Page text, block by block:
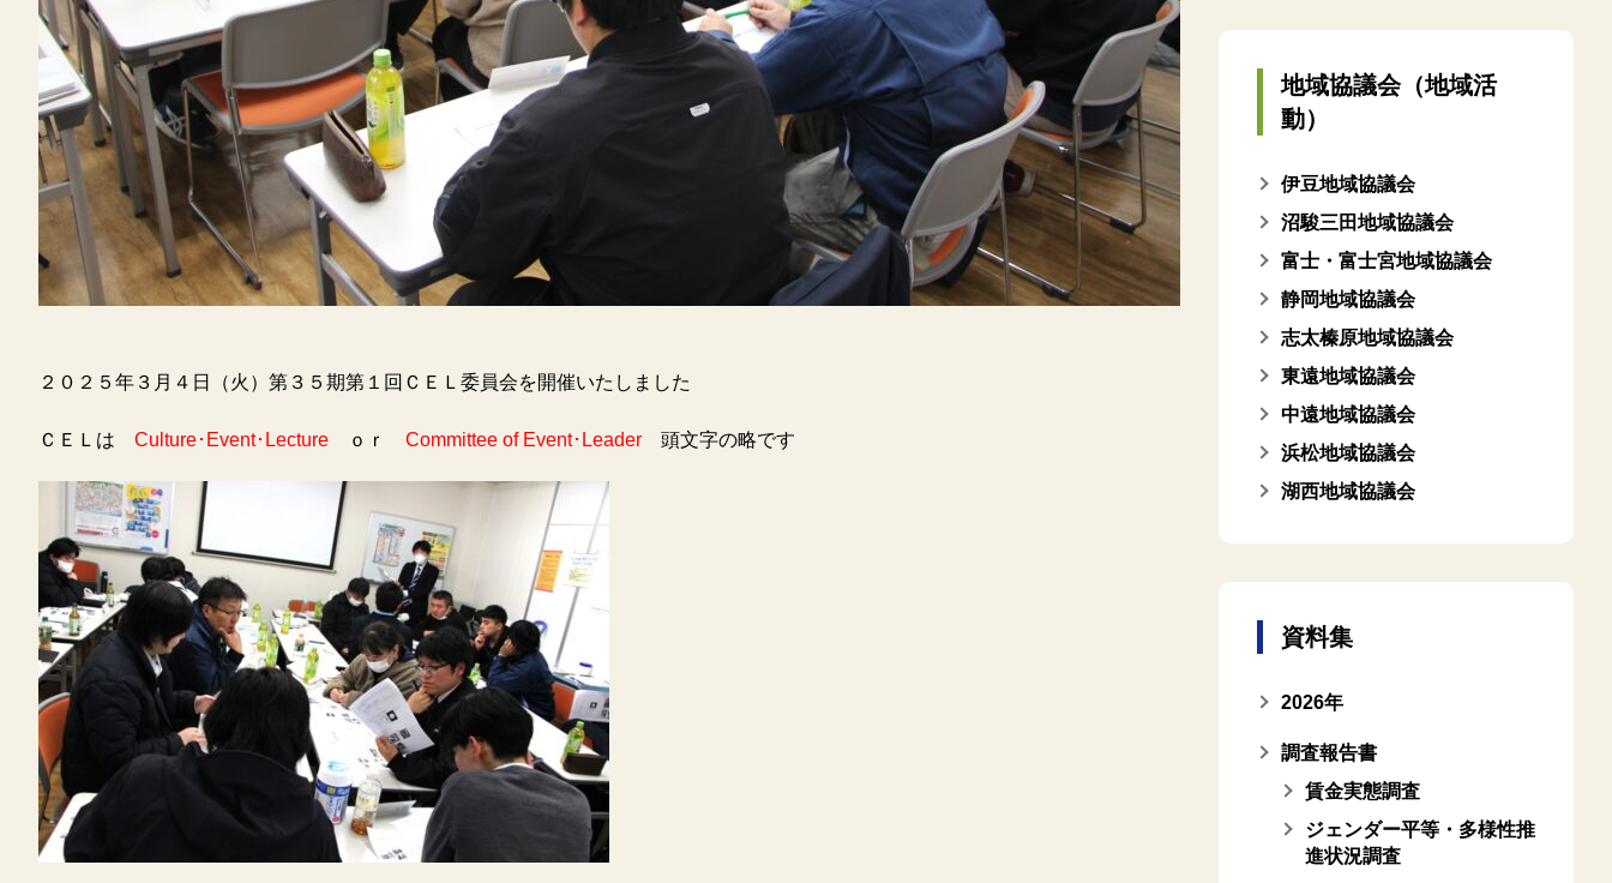
２０２５年３月４日（火）第３５期第１回ＣＥＬ委員会を開催いたしました
ＣＥＬは Culture･Event･Lecture ｏｒ Committee of Event･Leader 頭文字の略です
地域協議会（地域活
動）
伊豆地域協議会
沼駿三田地域協議会
富士・富士宮地域協議会
静岡地域協議会
志太榛原地域協議会
東遠地域協議会
中遠地域協議会
浜松地域協議会
湖西地域協議会
資料集
2026年
調査報告書
賃金実態調査
ジェンダー平等・多様性推
進状況調査